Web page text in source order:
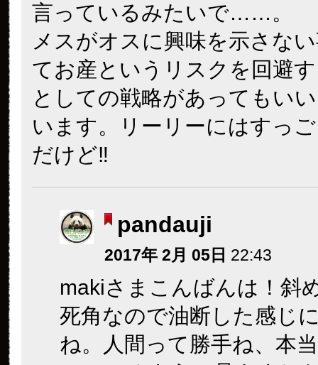
言っているみたいで……。
メスがオスに興味を示さな
てお産というリスクを回避
としての戦略があってもい
います。リーリーにはすっ
だけど‼︎
pandauji
2017年 2月 05日 22:43
makiさまこんばんは！斜
死角なので油断した感じ
ね。人間って勝手ね、本